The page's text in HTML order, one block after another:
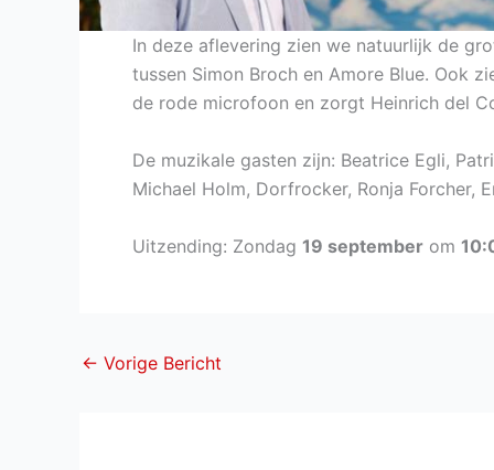
In deze aflevering zien we natuurlijk de
tussen Simon Broch en Amore Blue. Ook
de rode microfoon en zorgt Heinrich del
De muzikale gasten zijn: Beatrice Egli,
Michael Holm, Dorfrocker, Ronja Forcher,
Uitzending: Zondag 19 september om
← Vorige Bericht